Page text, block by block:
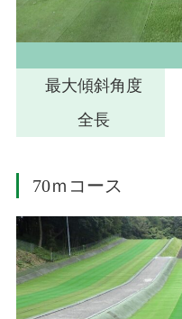
最大傾斜角度
全長
70ｍコース